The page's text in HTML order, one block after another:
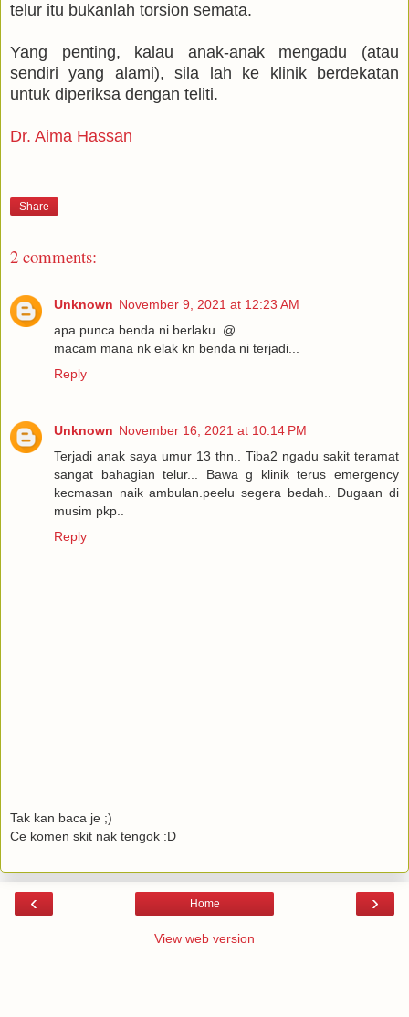
telur itu bukanlah torsion semata.
Yang penting, kalau anak-anak mengadu (atau
sendiri yang alami), sila lah ke klinik berdekatan
untuk diperiksa dengan teliti.
Dr. Aima Hassan
Share
2 comments:
Unknown November 9, 2021 at 12:23 AM
apa punca benda ni berlaku..@
macam mana nk elak kn benda ni terjadi...
Reply
Unknown November 16, 2021 at 10:14 PM
Terjadi anak saya umur 13 thn.. Tiba2 ngadu sakit teramat
sangat bahagian telur... Bawa g klinik terus emergency
kecmasan naik ambulan.peelu segera bedah.. Dugaan di
musim pkp..
Reply
Tak kan baca je ;)
Ce komen skit nak tengok :D
‹ ›
Home
View web version